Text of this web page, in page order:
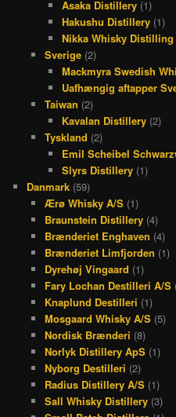
Asaka Distillery (1)
Hakushu Distillery (1)
Nikka Whisky
Sverige(2)
Mackmyra Swedish
Uafhængig aftapper
Taiwan (2)
Kavalan Distillery (2)
Tyskland (2)
Emil Scheibel
Slyrs Distillery (1)
Danmark (59)
Ærø Whisky A/S(1)
Braunstein Distillery(4)
Brænderiet Enghaven (4)
Brænderiet Limfjorden (1)
Dyrehøj Vingaard (1)
Fary Lochan Destilleri A/S
Knaplund Destilleri (1)
Mosgaard Whisky A/S(5)
Nordisk Brænderi (8)
Norlyk Distillery ApS(1)
Nyborg Destilleri (2)
Radius Distillery A/S(1)
Sall Whisky Distillery(3)